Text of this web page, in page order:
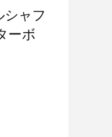
シャフ
ーボ